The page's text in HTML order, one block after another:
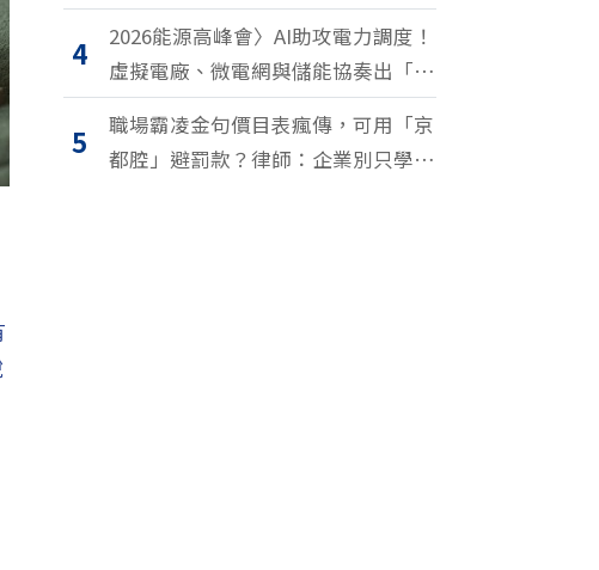
轉型2.0」致勝關鍵
4
2026能源高峰會〉AI助攻電力調度！
虛擬電廠、微電網與儲能協奏出「能
源交響樂」
5
職場霸凌金句價目表瘋傳，可用「京
都腔」避罰款？律師：企業別只學安